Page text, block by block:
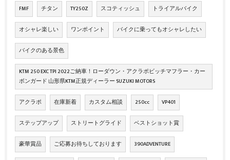
FMF チタン TY250Z スコティッシュ トライアルバイク
オシャレ楽しい ワンポイント バイクに乗ってもオシャレしたい
バイクのある景色
KTM 250 EXC TPI 2022ご納車！ローダウン・アクラポビッチマフラー・カー
ボンガード 山形県KTM正規ディーラー SUZUKI MOTORS
アクラポ 在庫新着 カスタム相談 250cc VP401
ステップアップ ストリートグライド ベストショット賞
豪華賞品 ご応募お待ちしております 390ADVENTURE